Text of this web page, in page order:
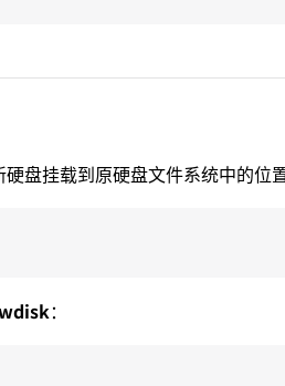
硬盘挂载到原硬盘文件系统中的位
：